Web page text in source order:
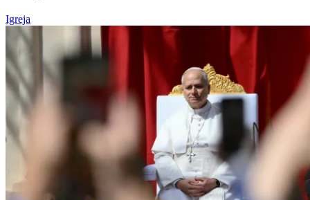
Igreja